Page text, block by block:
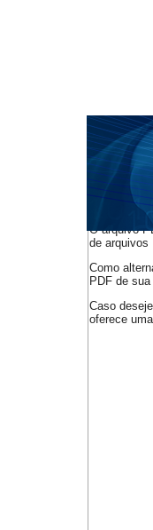
CAPA
NOTÍCIAS
BASES DE
Capa Ano
O arquivo
de arquivos
Como
PDF de
Caso
oferece